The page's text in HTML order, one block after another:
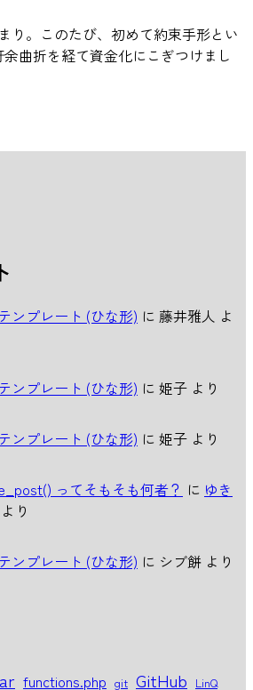
り。このたび、初めて約束手形とい
曲折を経て資金化にこぎつけまし
ンプレート (ひな形) に 藤井雅人 よ
ンプレート (ひな形) に 姫子 より
ンプレート (ひな形) に 姫子 より
ってそもそも何者？ に ゆき
より
ンプレート (ひな形) に シブ餅 より
functions.php git GitHub LinQ